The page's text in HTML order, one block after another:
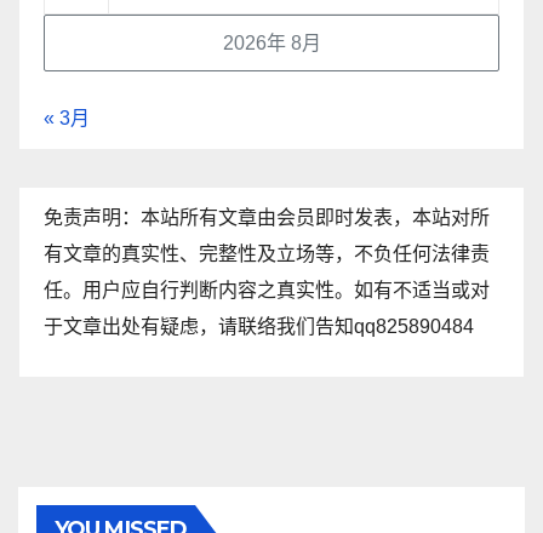
2026年 8月
« 3月
免责声明：本站所有文章由会员即时发表，本站对所
有文章的真实性、完整性及立场等，不负任何法律责
任。用户应自行判断内容之真实性。如有不适当或对
于文章出处有疑虑，请联络我们告知qq825890484